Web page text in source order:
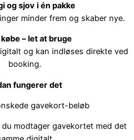
og sjov i én pakke
minder frem og skaber nye.
– let at bruge
og kan indløses direkte ved
booking.
fungerer det
gavekort-beløb
modtager gavekortet med det